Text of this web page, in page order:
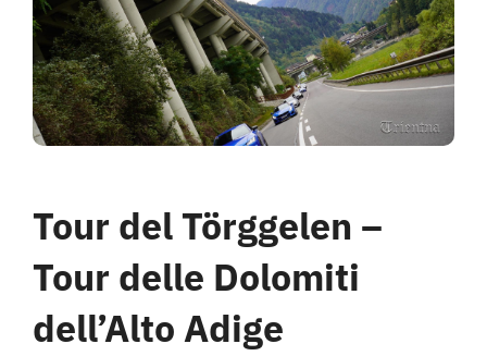
Hotel
Contattami
Tour del Törggelen –
Tour delle Dolomiti
dell’Alto Adige